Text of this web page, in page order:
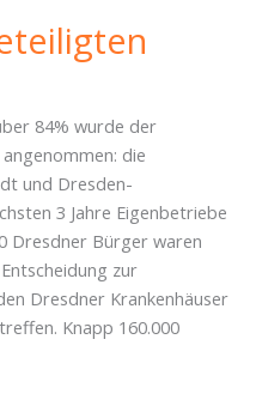
84% wurde der
die
und Dresden-
3 Jahre Eigenbetriebe
Dresdner Bürger waren
zur
Dresdner Krankenhäuser
Knapp 160.000